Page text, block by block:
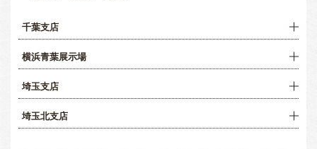
千葉支店
横浜青葉展示場
埼玉支店
埼玉北支店